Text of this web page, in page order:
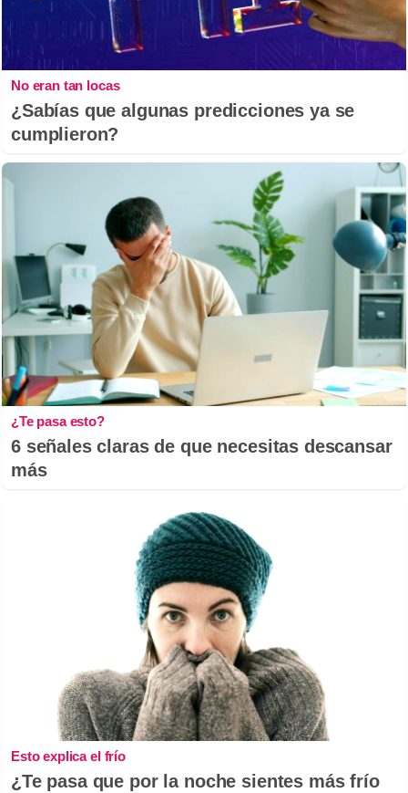
No eran tan locas
¿Sabías que algunas predicciones ya se
cumplieron?
¿Te pasa esto?
6 señales claras de que necesitas descansar
más
Esto explica el frío
¿Te pasa que por la noche sientes más frío